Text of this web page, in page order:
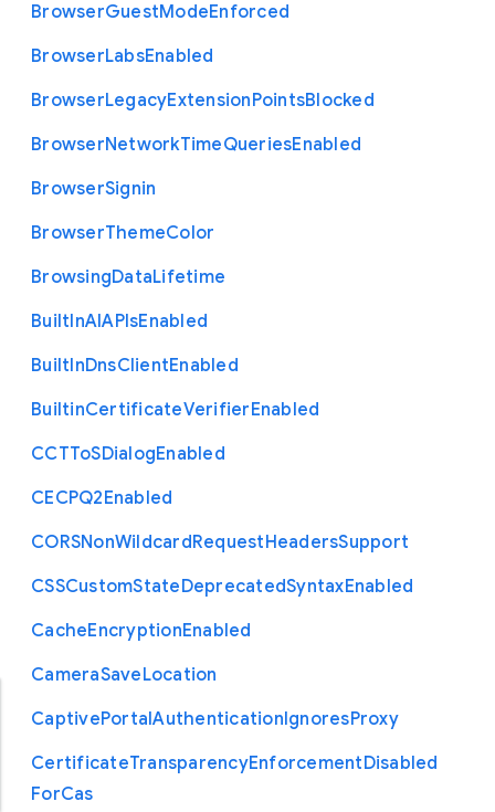
BrowserGuestModeEnforced
BrowserLabsEnabled
BrowserLegacyExtensionPointsBlocked
BrowserNetworkTimeQueriesEnabled
BrowserSignin
BrowserThemeColor
BrowsingDataLifetime
BuiltInAIAPIsEnabled
BuiltInDnsClientEnabled
BuiltinCertificateVerifierEnabled
CCTToSDialogEnabled
CECPQ2Enabled
CORSNonWildcardRequestHeadersSupport
CSSCustomStateDeprecatedSyntaxEnabled
CacheEncryptionEnabled
CameraSaveLocation
CaptivePortalAuthenticationIgnoresProxy
CertificateTransparencyEnforcementDisabled
ForCas